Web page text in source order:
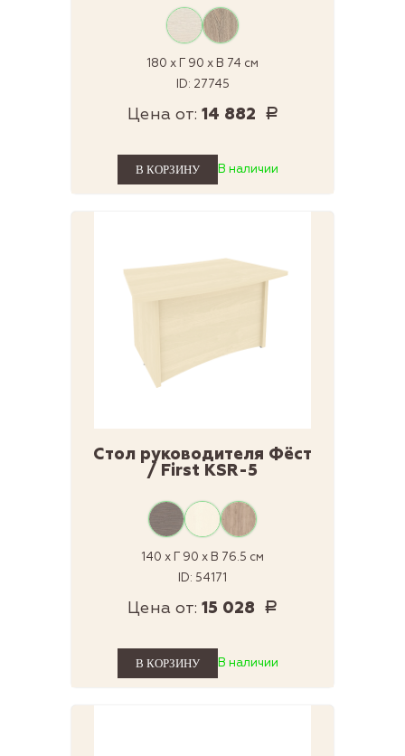
180 x Г 90 x В 74 см
ID: 27745
Цена от: 14 882 Р
В наличии
Стол руководителя Фёст
/ First KSR-5
140 x Г 90 x В 76.5 см
ID: 54171
Цена от: 15 028 Р
В наличии